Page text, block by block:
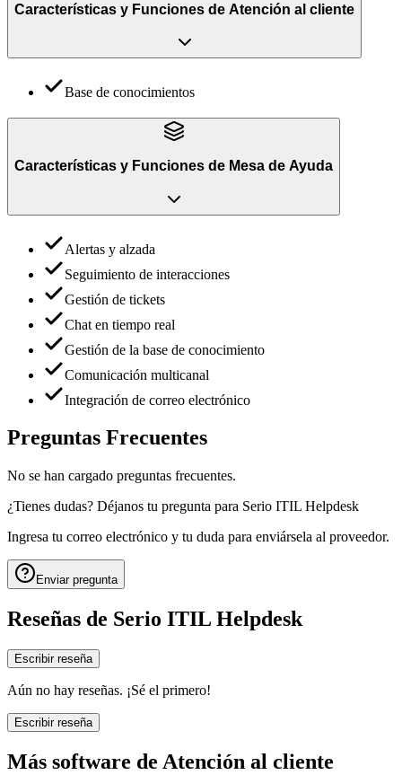
Características y Funciones de Atención al cliente
Base de conocimientos
Características y Funciones de Mesa de Ayuda
Alertas y alzada
Seguimiento de interacciones
Gestión de tickets
Chat en tiempo real
Gestión de la base de conocimiento
Comunicación multicanal
Integración de correo electrónico
Preguntas Frecuentes
No se han cargado preguntas frecuentes.
¿Tienes dudas? Déjanos tu pregunta para Serio ITIL Helpdesk
Ingresa tu correo electrónico y tu duda para enviársela al proveedor.
Enviar pregunta
Reseñas de Serio ITIL Helpdesk
Escribir reseña
Aún no hay reseñas. ¡Sé el primero!
Escribir reseña
Más software de Atención al cliente